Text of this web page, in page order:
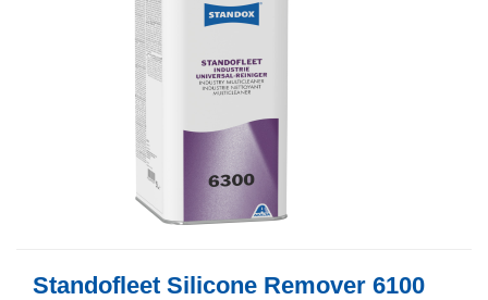
Standofleet Silicone Remover 6100​